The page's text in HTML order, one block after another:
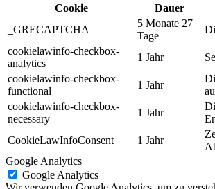
Cookie
Dauer
_GRECAPTCHA
5 Monate 27
Tage
cookielawinfo-checkbox-
analytics
1 Jahr
cookielawinfo-checkbox-
functional
1 Jahr
cookielawinfo-checkbox-
necessary
1 Jahr
CookieLawInfoConsent
1 Jahr
Google Analytics
Google Analytics